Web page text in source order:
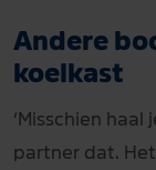
Andere
koelkast
‘Misschien
partner dat.